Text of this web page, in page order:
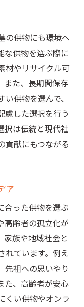
の供物にも環境へ
な供物を選ぶ際に
材やリサイクル可
また、長期間保存
供物を選んで、
慮した選択を行う
択は伝統と現代社
貢献にもつながる
ア
合った供物を選ぶ
高齢者の孤立化が
族や地域社会と
れています。例え
先祖への思いやり
た、高齢者が安心
くい供物やオンラ